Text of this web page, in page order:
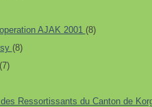
AJAK 2001 (8)
(8)
(7)
Ressortissants du Canton de